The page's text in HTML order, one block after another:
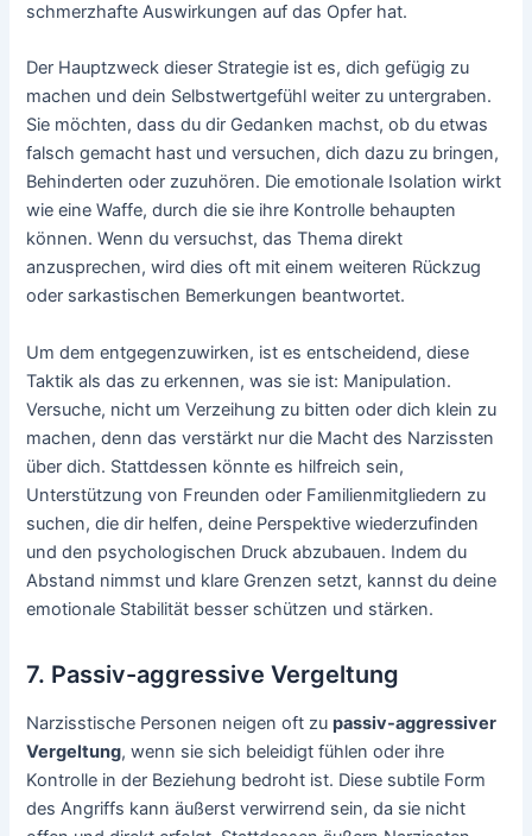
schmerzhafte Auswirkungen auf das Opfer hat.
Der Hauptzweck dieser Strategie ist es, dich gefügig zu
machen und dein Selbstwertgefühl weiter zu untergraben.
Sie möchten, dass du dir Gedanken machst, ob du etwas
falsch gemacht hast und versuchen, dich dazu zu bringen,
Behinderten oder zuzuhören. Die emotionale Isolation wirkt
wie eine Waffe, durch die sie ihre Kontrolle behaupten
können. Wenn du versuchst, das Thema direkt
anzusprechen, wird dies oft mit einem weiteren Rückzug
oder sarkastischen Bemerkungen beantwortet.
Um dem entgegenzuwirken, ist es entscheidend, diese
Taktik als das zu erkennen, was sie ist: Manipulation.
Versuche, nicht um Verzeihung zu bitten oder dich klein zu
machen, denn das verstärkt nur die Macht des Narzissten
über dich. Stattdessen könnte es hilfreich sein,
Unterstützung von Freunden oder Familienmitgliedern zu
suchen, die dir helfen, deine Perspektive wiederzufinden
und den psychologischen Druck abzubauen. Indem du
Abstand nimmst und klare Grenzen setzt, kannst du deine
emotionale Stabilität besser schützen und stärken.
7. Passiv-aggressive Vergeltung
Narzisstische Personen neigen oft zupassiv-aggressiver
Vergeltung, wenn sie sich beleidigt fühlen oder ihre
Kontrolle in der Beziehung bedroht ist. Diese subtile Form
des Angriffs kann äußerst verwirrend sein, da sie nicht